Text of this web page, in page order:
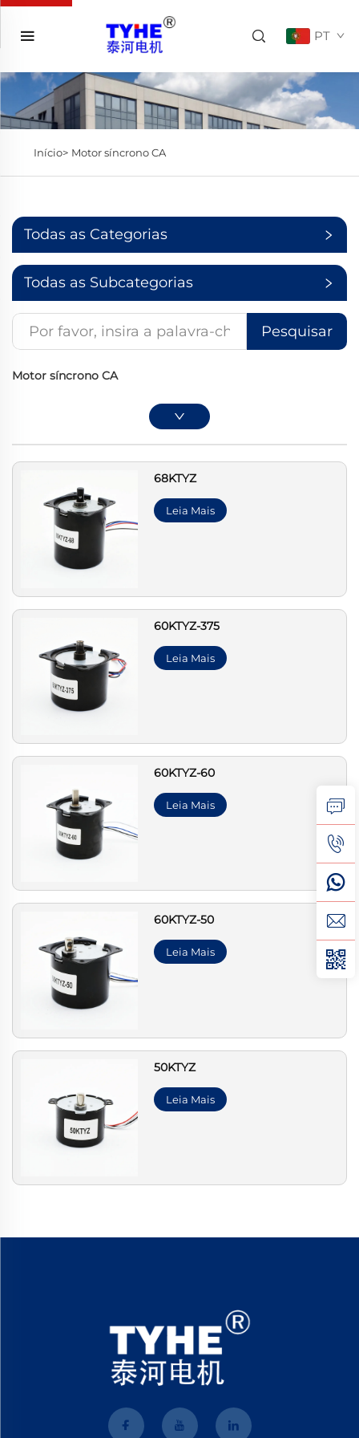
PT
Início> Motor síncrono CA
Todas as Categorias
Todas as Subcategorias
Pesquisar
Motor síncrono CA
68KTYZ
Leia Mais
60KTYZ-375
Leia Mais
60KTYZ-60
Leia Mais
60KTYZ-50
Leia Mais
50KTYZ
Leia Mais